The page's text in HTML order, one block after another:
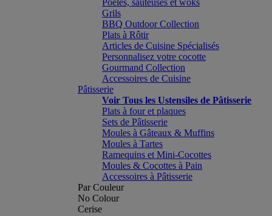
Poêles, sauteuses et woks
Grils
BBQ Outdoor Collection
Plats à Rôtir
Articles de Cuisine Spécialisés
Personnalisez votre cocotte
Gourmand Collection
Accessoires de Cuisine
Pâtisserie
Voir Tous les Ustensiles de Pâtisserie
Plats à four et plaques
Sets de Pâtisserie
Moules à Gâteaux & Muffins
Moules à Tartes
Ramequins et Mini-Cocottes
Moules & Cocottes à Pain
Accessoires à Pâtisserie
Par Couleur
No Colour
Cerise